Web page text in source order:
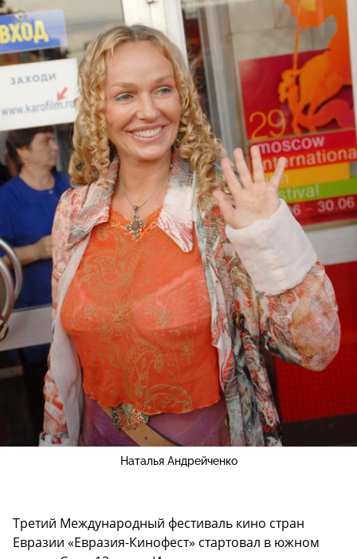
Наталья Андрейченко
Третий Международный фестиваль кино стран
Евразии «Евразия-Кинофест» стартовал в южном